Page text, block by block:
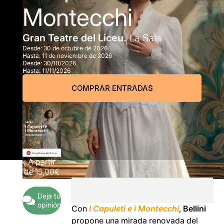
Montecchi
Gran Teatre del Liceu.La Sala
Desde: 30 de octubre de 2026
Hasta:11 de noviembre de 2026
Desde: 30/10/2026
Hasta: 11/11/2026
COMPRAR ENTRADAS
A partir
de15,00€
Deja tu
opinión
ConI Capuleti e i Montecchi, Bellini
propone una mirada renovada del